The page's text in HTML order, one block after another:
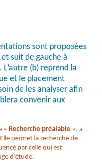
sont proposées
suit de gauche à
(b) reprend la
et le placement
de les analyser afin
convenir aux
« Recherche préalable », a
permet la recherche de
par celle qui est
d’étude.